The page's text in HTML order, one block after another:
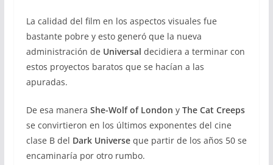
La calidad del film en los aspectos visuales fue
bastante pobre y esto generó que la nueva
administración de Universal decidiera a terminar con
estos proyectos baratos que se hacían a las
apuradas.
De esa manera She-Wolf of London y The Cat Creeps
se convirtieron en los últimos exponentes del cine
clase B del Dark Universeque partir de los años 50 se
encaminaría por otro rumbo.